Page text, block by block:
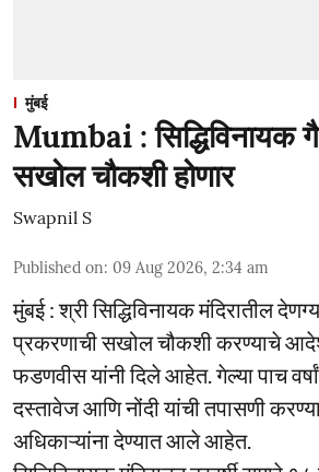
मुंबई
Mumbai : सिद्धिविनायक
सखोल चौकशी होणार
Swapnil S
Published on: 09 Aug 2026, 2:34 am
मुंबई : श्री सिद्धिविनायक मंदिरातील
प्रकरणाची सखोल चौकशी करण्याचे
फडणवीस यांनी दिले आहेत. गेल्या पाच
दस्तावेज आणि नोंदी यांची तपासणी
अधिकाऱ्यांना देण्यात आले आहेत.